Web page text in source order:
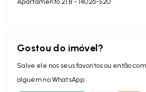
Apartamento 21 B - 14026-520
Gostou do imóvel?
Salve ele nos seus favoritos ou então
alguém no WhatsApp: